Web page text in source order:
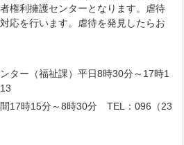
権利擁護センターとなります。虐待
応を行います。虐待を発見したらお
ター（福祉課）平日8時30分～17時1
17時15分～8時30分 TEL：096（23